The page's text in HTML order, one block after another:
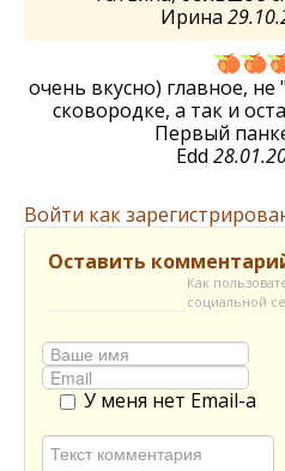
Ирина
очень вкусно) главное,
сковородке, а так и
Первый
Edd
Войти как
Оставить
Как
социальной
У меня нет Email-а